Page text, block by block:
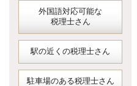
外国語対応可能な
税理士さん
駅の近くの税理士さん
駐車場のある税理士さん